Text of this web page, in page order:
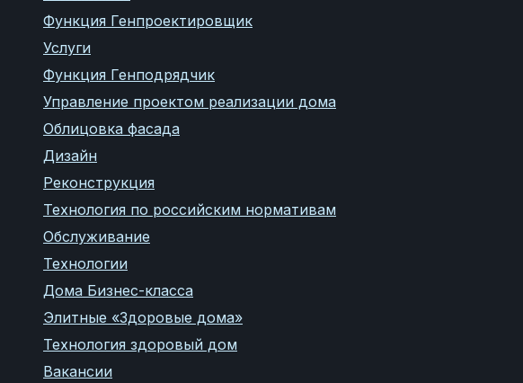
Функция Генпроектировщик
Услуги
Функция Генподрядчик
Управление проектом реализации дома
Облицовка фасада
Дизайн
Реконструкция
Технология по российским нормативам
Обслуживание
Технологии
Дома Бизнес-класса
Элитные «Здоровые дома»
Технология здоровый дом
Вакансии